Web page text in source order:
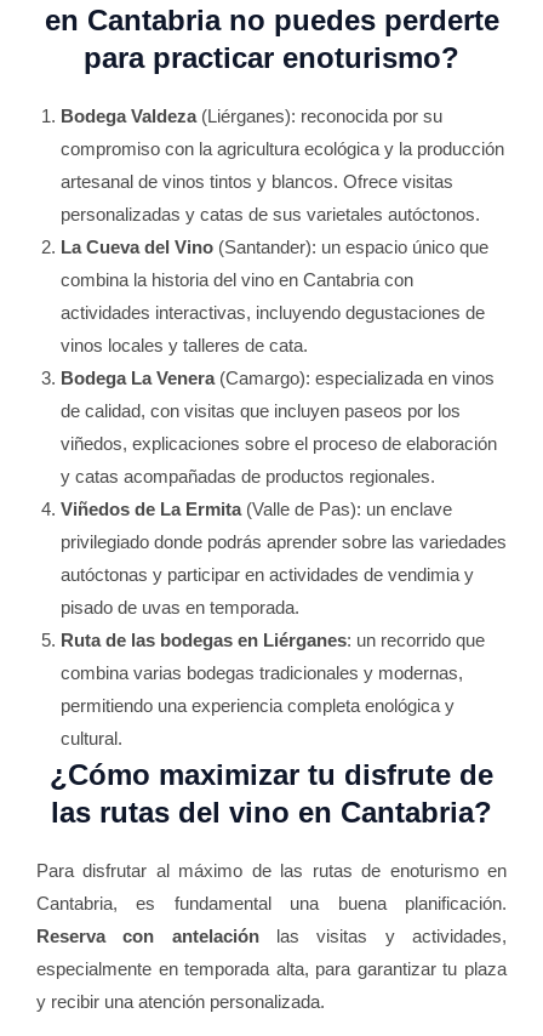
en Cantabria no puedes perderte
para practicar enoturismo?
Bodega Valdeza(Liérganes): reconocida por su
compromiso con la agricultura ecológica y la producción
artesanal de vinos tintos y blancos. Ofrece visitas
personalizadas y catas de sus varietales autóctonos.
La Cueva del Vino (Santander): un espacio único que
combina la historia del vino en Cantabria con
actividades interactivas, incluyendo degustaciones de
vinos locales y talleres de cata.
Bodega La Venera(Camargo): especializada en vinos
de calidad, con visitas que incluyen paseos por los
viñedos, explicaciones sobre el proceso de elaboración
y catas acompañadas de productos regionales.
Viñedos de La Ermita(Valle de Pas): un enclave
privilegiado donde podrás aprender sobre las variedades
autóctonas y participar en actividades de vendimia y
pisado de uvas en temporada.
Ruta de las bodegas en Liérganes: un recorrido que
combina varias bodegas tradicionales y modernas,
permitiendo una experiencia completa enológica y
cultural.
¿Cómo maximizar tu disfrute de
las rutas del vino en Cantabria?
Para disfrutar al máximo de las rutas de enoturismo en
Cantabria, es fundamental una buena planificación.
Reserva con antelaciónlas visitas y actividades,
especialmente en temporada alta, para garantizar tu plaza
y recibir una atención personalizada.